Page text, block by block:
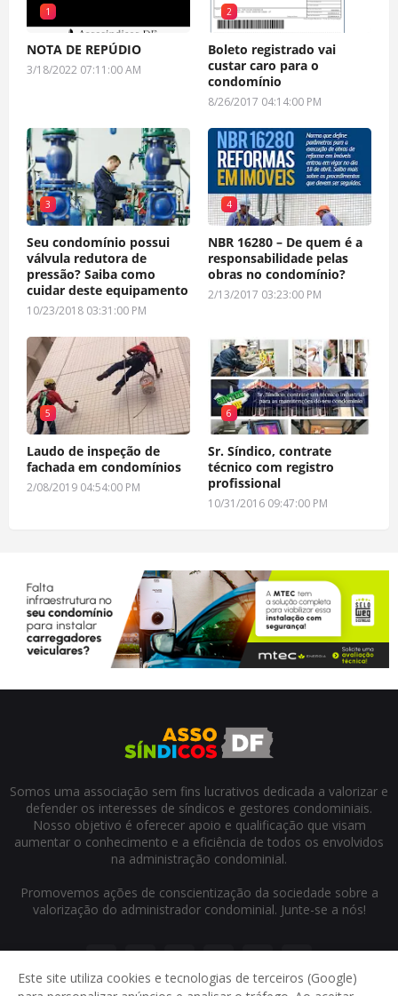
1
NOTA DE REPÚDIO
3/18/2022 07:11:00 AM
2
Boleto registrado vai
custar caro para o
condomínio
8/26/2017 04:14:00 PM
3
Seu condomínio possui
válvula redutora de
pressão? Saiba como
cuidar deste equipamento
10/23/2018 03:31:00 PM
4
NBR 16280 – De quem é a
responsabilidade pelas
obras no condomínio?
2/13/2017 03:23:00 PM
5
Laudo de inspeção de
fachada em condomínios
2/08/2019 04:54:00 PM
6
Sr. Síndico, contrate
técnico com registro
profissional
10/31/2016 09:47:00 PM
Somos uma associação sem fins lucrativos dedicada a valorizar e
defender os interesses de síndicos e gestores condominiais.
Nosso objetivo é oferecer apoio e qualificação que visam
aumentar o conhecimento e a eficiência de todos os envolvidos
na administração condominial.
Promovemos ações de conscientização da sociedade sobre a
valorização do administrador condominial. Junte-se a nós!
Este site utiliza cookies e tecnologias de terceiros (Google)